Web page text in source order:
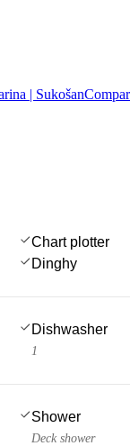
| Sukošan
Chart plotter
Dinghy
Dishwasher
1
Shower
Deck shower